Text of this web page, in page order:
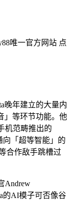
唯一官方网站 点
年建立的大量内
」等环节功能。他
机范畴推出的
向「超等智能」的
合作敌手跳槽过
Andrew
的AI模子可否像谷